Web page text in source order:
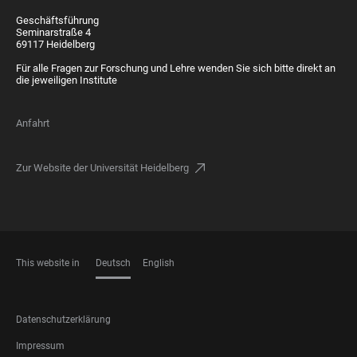
Geschäftsführung
Seminarstraße 4
69117 Heidelberg
Für alle Fragen zur Forschung und Lehre wenden Sie sich bitte direkt an
die jeweiligen Institute
Anfahrt
Zur Website der Universität Heidelberg
This website in Deutsch English
FOOTER
LEGAL
Datenschutzerklärung
Impressum